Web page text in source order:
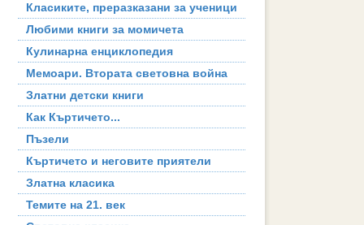
Класиките, преразказани за ученици
Любими книги за момичета
Кулинарна енциклопедия
Мемоари. Втората световна война
Златни детски книги
Как Къртичето...
Пъзели
Къртичето и неговите приятели
Златна класика
Темите на 21. век